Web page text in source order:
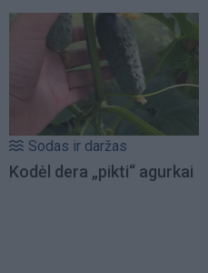
Sodas ir daržas
Kodėl dera „pikti“ agurkai